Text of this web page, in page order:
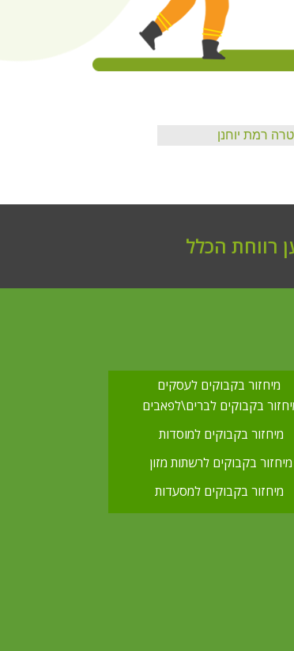
רמת יוחנן
רווחת הכלל
מיחזור בקבוקים לעסקים
בקבוקים לברים\לפאבים
מיחזור בקבוקים למוסדות
מיחזור בקבוקים לרשתות מזון
מיחזור בקבוקים למסעדות